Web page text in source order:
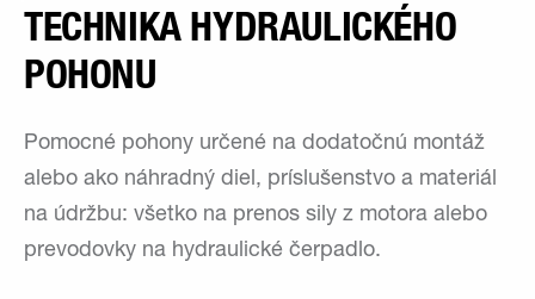
TECHNIKA HYDRAULICKÉHO
POHONU
Pomocné pohony určené na dodatočnú montáž
alebo ako náhradný diel, príslušenstvo a materiál
na údržbu: všetko na prenos sily z motora alebo
prevodovky na hydraulické čerpadlo.